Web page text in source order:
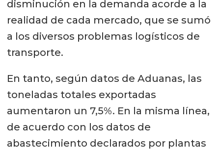
disminución en la demanda acorde a la
realidad de cada mercado, que se sumó
a los diversos problemas logísticos de
transporte.
En tanto, según datos de Aduanas, las
toneladas totales exportadas
aumentaron un 7,5%. En la misma línea,
de acuerdo con los datos de
abastecimiento declarados por plantas